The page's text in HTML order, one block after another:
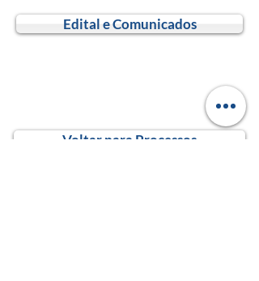
Edital e Comunicados
Voltar para Processos